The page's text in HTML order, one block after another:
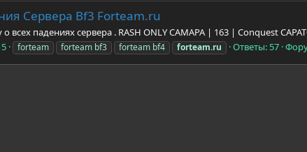
Сервера Bf3 Forteam.ru
падениях сервера . RASH ONLY CAMAPA | 163 | Conquest
forteam forteam bf3 forteam bf4 forteam.ru Ответы: 57